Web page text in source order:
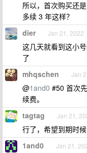
所以，首次购买还
多续 3 年这样？
dier Jan 21, 2022
这几天就看到这小
了
mhqschen Jan
@1and0 #50 首次
续费。
tagtag Jan 21,
行了，希望到期时
1and0 Jan 21,